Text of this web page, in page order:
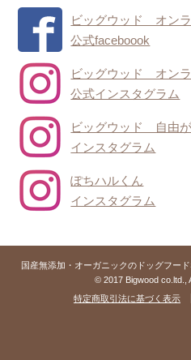
ビッグウッド オン
公式faceboook
ビッグウッド オン
公式インスタグラム
ビッグウッド 自由
インスタグラム
ぽちハルくん
インスタグラム
国産無添加・オーガニックのドッグフー
© 2017 Bigwood co.ltd.,
特定商取引法に基づく表示